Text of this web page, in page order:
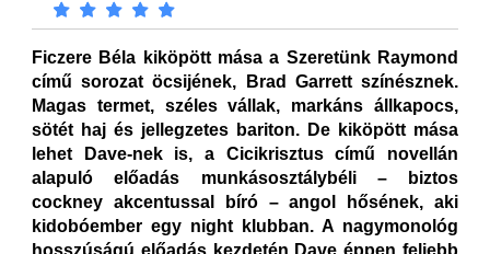
Ficzere Béla kiköpött mása a Szeretünk Raymond
című sorozat öcsijének, Brad Garrett színésznek.
Magas termet, széles vállak, markáns állkapocs,
sötét haj és jellegzetes bariton. De kiköpött mása
lehet Dave-nek is, a Cicikrisztus című novellán
alapuló előadás munkásosztálybéli – biztos
cockney akcentussal bíró – angol hősének, aki
kidobóember egy night klubban. A nagymonológ
hosszúságú előadás kezdetén Dave éppen feljebb